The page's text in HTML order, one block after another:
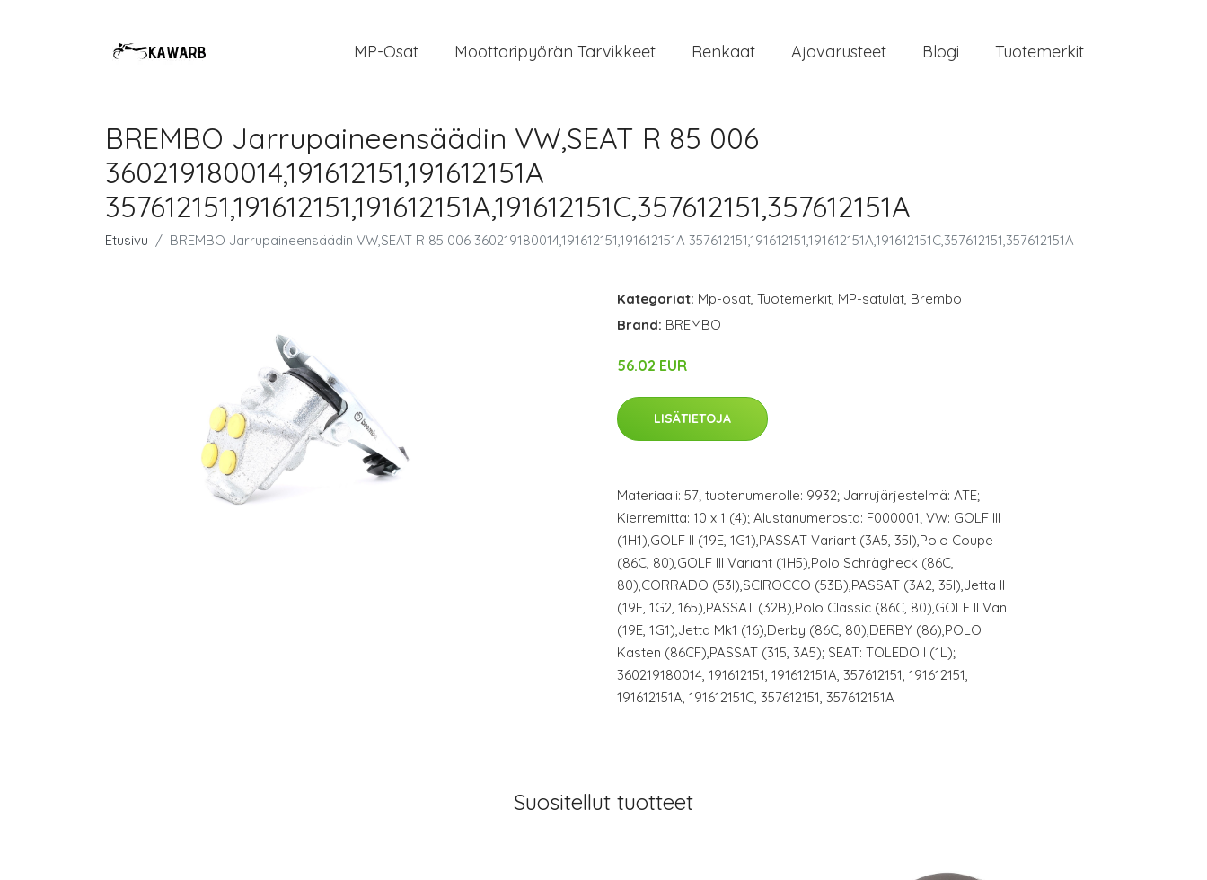
MP-Osat Moottoripyörän Tarvikkeet Renkaat Ajovarusteet Blogi Tuotemerkit
BREMBO Jarrupaineensäädin VW,SEAT R 85 006
360219180014,191612151,191612151A
357612151,191612151,191612151A,191612151C,357612151,357612151A
Etusivu BREMBO Jarrupaineensäädin VW,SEAT R 85 006 360219180014,191612151,191612151A 357612151,191612151,191612151A,191612151C,357612151,357612151A
Kategoriat: Mp-osat, Tuotemerkit, MP-satulat, Brembo
Brand: BREMBO
56.02 EUR
LISÄTIETOJA
Materiaali: 57; tuotenumerolle: 9932; Jarrujärjestelmä: ATE;
Kierremitta: 10 x 1 (4); Alustanumerosta: F000001; VW: GOLF III
(1H1),GOLF II (19E, 1G1),PASSAT Variant (3A5, 35I),Polo Coupe
(86C, 80),GOLF III Variant (1H5),Polo Schrägheck (86C,
80),CORRADO (53I),SCIROCCO (53B),PASSAT (3A2, 35I),Jetta II
(19E, 1G2, 165),PASSAT (32B),Polo Classic (86C, 80),GOLF II Van
(19E, 1G1),Jetta Mk1 (16),Derby (86C, 80),DERBY (86),POLO
Kasten (86CF),PASSAT (315, 3A5); SEAT: TOLEDO I (1L);
360219180014, 191612151, 191612151A, 357612151, 191612151,
191612151A, 191612151C, 357612151, 357612151A
Suositellut tuotteet